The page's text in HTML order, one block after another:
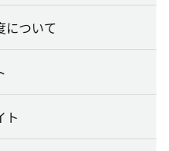
について
ト